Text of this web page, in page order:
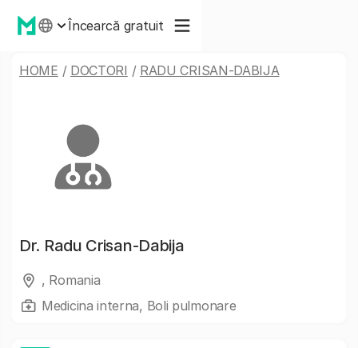
Încearcă gratuit
HOME / DOCTORI / RADU CRISAN-DABIJA
Dr. Radu Crisan-Dabija
, Romania
Medicina interna, Boli pulmonare